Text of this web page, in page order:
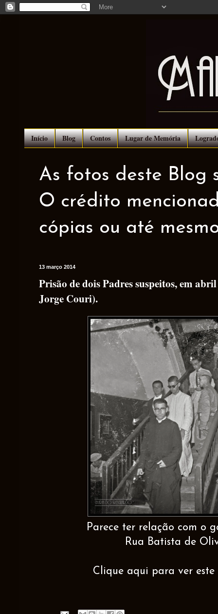
Início Blog Contos Lugar de Memória
As fotos deste Blog
O crédito
cópias ou até
13 março 2014
Prisão de dois Padres suspeitos, em
Jorge Couri).
Parece ter relação com o
Rua Batista de
Clique aqui para ver